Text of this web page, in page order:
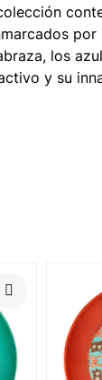
por
los
y su